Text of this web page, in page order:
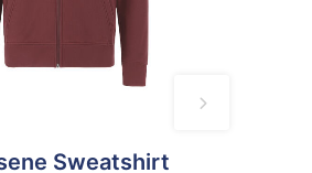
Sweatshirt